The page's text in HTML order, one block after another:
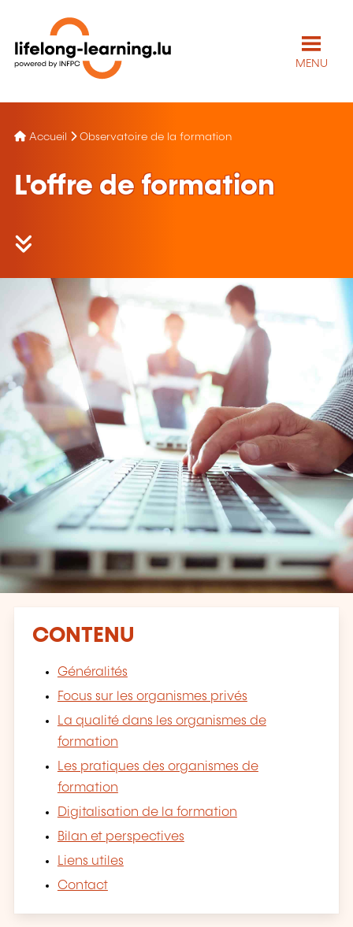
MENU
Accueil Observatoire de la formation
L'offre de formation
CONTENU
Généralités
Focus sur les organismes privés
La qualité dans les organismes de
formation
Les pratiques des organismes de
formation
Digitalisation de la formation
Bilan et perspectives
Liens utiles
Contact